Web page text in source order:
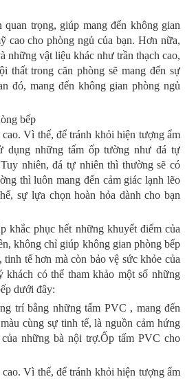
trọng, giúp mang đến không gian
cao cho phòng ngủ của bạn. Hơn nữa,
những vật liệu khác như trần thạch cao,
thất trong căn phòng sẽ mang đến sự
đó, mang đến không gian phòng ngủ
bếp
Vì thế, để tránh khỏi hiện tượng ẩm
dụng những tấm ốp tường như đá tự
nhiên, đá tự nhiên thì thường sẽ có
thì luôn mang đến cảm giác lạnh lẽo
sự lựa chọn hoàn hỏa dành cho bạn
khắc phục hết những khuyết điểm của
không chỉ giúp không gian phòng bếp
tinh tế hơn mà còn bảo vệ sức khỏe của
khách có thể tham khảo một số những
dưới đây:
trí bằng những tấm PVC , mang đến
cùng sự tinh tế, là nguồn cảm hứng
những bà nội trợ.Ốp tấm PVC cho
Vì thế, để tránh khỏi hiện tượng ẩm